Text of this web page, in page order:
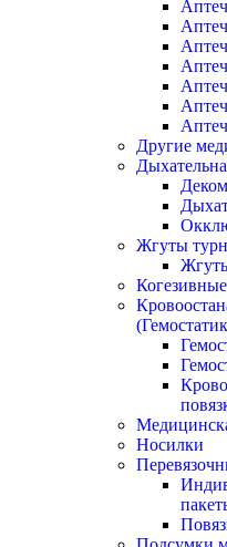
Другие
Жгуты
Носилки